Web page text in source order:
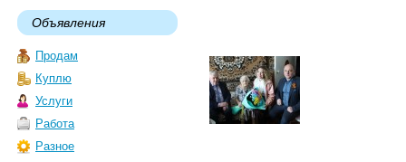
Объявления
Продам
Куплю
Услуги
Работа
Разное